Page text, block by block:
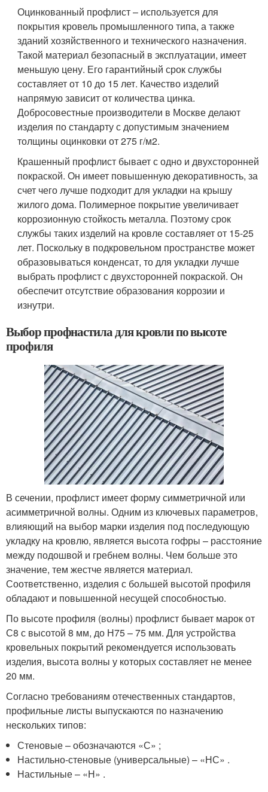
Оцинкованный профлист – используется для
покрытия кровель промышленного типа, а также
зданий хозяйственного и технического назначения.
Такой материал безопасный в эксплуатации, имеет
меньшую цену. Его гарантийный срок службы
составляет от 10 до 15 лет. Качество изделий
напрямую зависит от количества цинка.
Добросовестные производители в Москве делают
изделия по стандарту с допустимым значением
толщины оцинковки от 275 г/м2.
Крашенный профлист бывает с одно и двухсторонней
покраской. Он имеет повышенную декоративность, за
счет чего лучше подходит для укладки на крышу
жилого дома. Полимерное покрытие увеличивает
коррозионную стойкость металла. Поэтому срок
службы таких изделий на кровле составляет от 15-25
лет. Поскольку в подкровельном пространстве может
образовываться конденсат, то для укладки лучше
выбрать профлист с двухсторонней покраской. Он
обеспечит отсутствие образования коррозии и
изнутри.
Выбор профнастила для кровли по высоте
профиля
В сечении, профлист имеет форму симметричной или
асимметричной волны. Одним из ключевых параметров,
влияющий на выбор марки изделия под последующую
укладку на кровлю, является высота гофры – расстояние
между подошвой и гребнем волны. Чем больше это
значение, тем жестче является материал.
Соответственно, изделия с большей высотой профиля
обладают и повышенной несущей способностью.
По высоте профиля (волны) профлист бывает марок от
С8 с высотой 8 мм, до Н75 – 75 мм. Для устройства
кровельных покрытий рекомендуется использовать
изделия, высота волны у которых составляет не менее
20 мм.
Согласно требованиям отечественных стандартов,
профильные листы выпускаются по назначению
нескольких типов:
Стеновые – обозначаются «С» ;
Настильно-стеновые (универсальные) – «НС» .
Настильные – «Н» .